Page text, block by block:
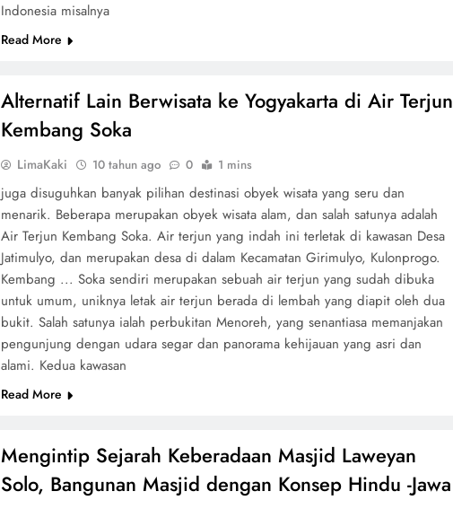
Indonesia misalnya
Read More
Alternatif Lain Berwisata ke Yogyakarta di Air Terjun
Kembang Soka
LimaKaki 10 tahun ago 0 1 mins
juga disuguhkan banyak pilihan destinasi obyek wisata yang seru dan
menarik. Beberapa merupakan obyek wisata alam, dan salah satunya adalah
Air Terjun Kembang Soka. Air terjun yang indah ini terletak di kawasan Desa
Jatimulyo, dan merupakan desa di dalam Kecamatan Girimulyo, Kulonprogo.
Kembang ... Soka sendiri merupakan sebuah air terjun yang sudah dibuka
untuk umum, uniknya letak air terjun berada di lembah yang diapit oleh dua
bukit. Salah satunya ialah perbukitan Menoreh, yang senantiasa memanjakan
pengunjung dengan udara segar dan panorama kehijauan yang asri dan
alami. Kedua kawasan
Read More
Mengintip Sejarah Keberadaan Masjid Laweyan
Solo, Bangunan Masjid dengan Konsep Hindu -Jawa